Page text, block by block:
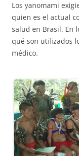
Los yanomami
quien es el actual
salud en Brasil. En
qué son utilizados
médico.